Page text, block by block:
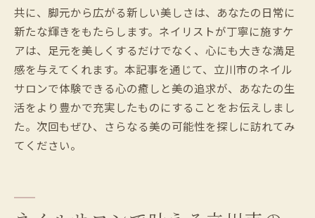
共に、脚元から広がる新しい美しさは、あなたの日常に
新たな輝きをもたらします。ネイリストが丁寧に施すケ
アは、足元を美しくするだけでなく、心にも大きな満足
感を与えてくれます。本記事を通じて、立川市のネイル
サロンで体験できる心の癒しと美の追求が、あなたの生
活をより豊かで充実したものにすることをお伝えしまし
た。次回もぜひ、さらなる美の可能性を探しに訪れてみ
てください。